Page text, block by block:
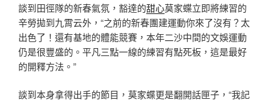
談到田徑隊的新春氣氛，豁達的甜心莫家蝶立即將練習的
辛勞拋到九霄云外，“之前的新春團建運動你來了沒有？太
出色了！還有基地的體能競賽，本年二沙中間的文娛運動
仍是很豐盛的。平凡三點一線的練習有點死板，這是最好
的開釋方法。”
談到本身拿得出手的節目，莫家蝶更是翻開話匣子，“我記